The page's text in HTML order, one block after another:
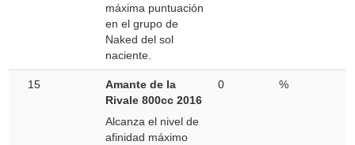
máxima puntuación
en el grupo de
Naked del sol
naciente.
15
Amante de la
Rivale 800cc 2016
Alcanza el nivel de
afinidad máximo
0 %